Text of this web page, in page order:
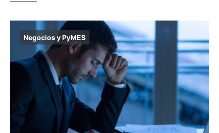
Negocios y PyMES